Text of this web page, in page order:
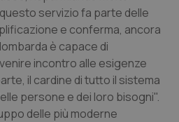
servizio fa parte delle
e conferma, ancora
è capace di
incontro alle esigenze
il cardine di tutto il sistema
persone e dei loro bisogni".
delle più moderne